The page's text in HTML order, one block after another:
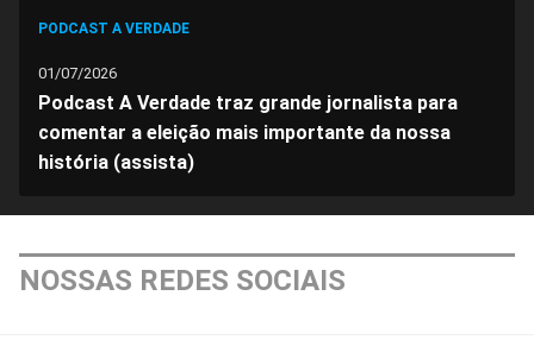
PODCAST A VERDADE
01/07/2026
Podcast A Verdade traz grande jornalista para
comentar a eleição mais importante da nossa
história (assista)
NOSSAS REDES SOCIAIS